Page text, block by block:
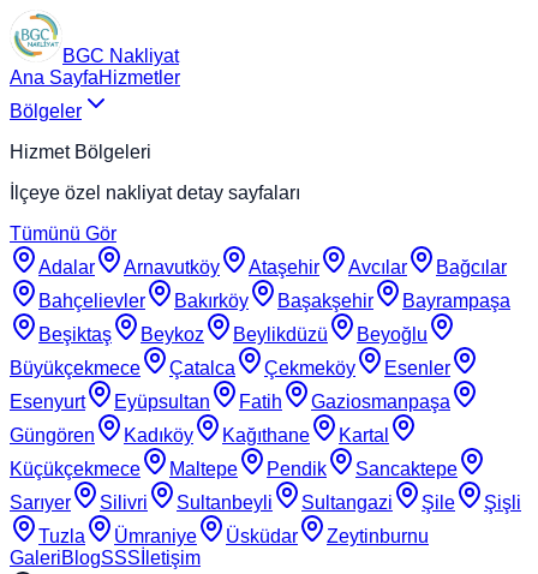
BGC Nakliyat
Ana SayfaHizmetler
Bölgeler
Hizmet Bölgeleri
İlçeye özel nakliyat detay sayfaları
Tümünü Gör
Adalar
Arnavutköy Ataşehir Avcılar
Bağcılar
Bahçelievler
Bakırköy Başakşehir
Bayrampaşa
Beşiktaş
Beykoz Beylikdüzü
Beyoğlu
Büyükçekmece
Çatalca Çekmeköy
Esenler
Esenyurt
Eyüpsultan Fatih
Gaziosmanpaşa
Güngören
Kadıköy Kağıthane
Kartal
Küçükçekmece
Maltepe Pendik
Sancaktepe
Sarıyer
Silivri Sultanbeyli Sultangazi Şile
Şişli
Tuzla
Ümraniye Üsküdar
Zeytinburnu
GaleriBlogSSS İletişim